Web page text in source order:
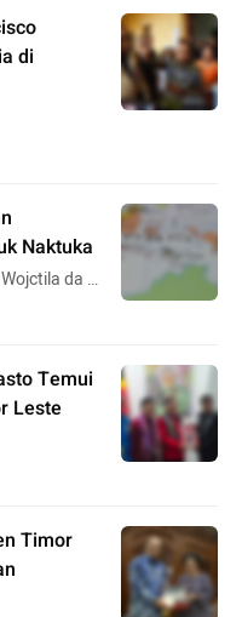
di
Naktuka
da Si
Temui
Leste
Timor